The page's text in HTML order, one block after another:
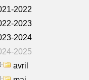
2022
2023
2024
2025
avril